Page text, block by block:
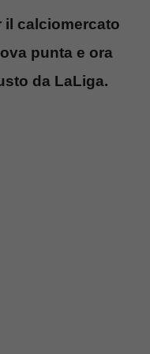
il calciomercato
punta e ora
da LaLiga.